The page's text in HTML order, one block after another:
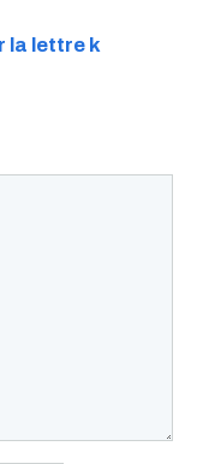
la lettre k